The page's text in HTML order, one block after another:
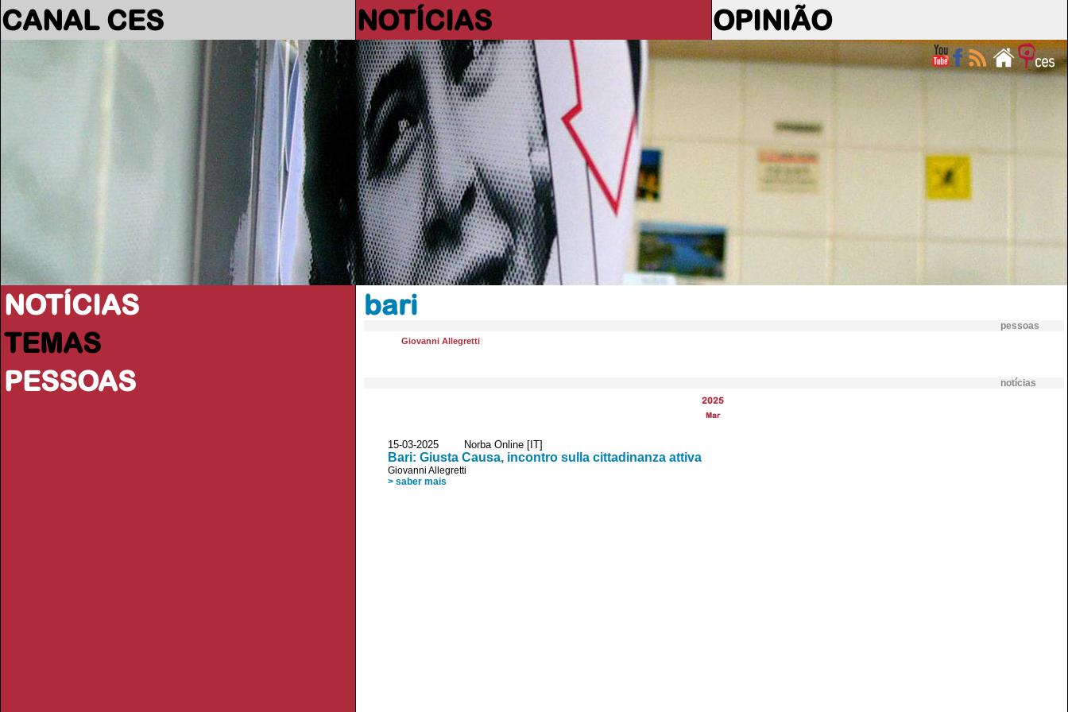
CANAL CES NOTÍCIAS OPINIÃO
NOTÍCIAS
TEMAS
PESSOAS
bari
pessoas
Giovanni Allegretti
notícias
2025
Mar
15-03-2025 Norba Online [IT]
Bari: Giusta Causa, incontro sulla cittadinanza attiva
Giovanni Allegretti
> saber mais